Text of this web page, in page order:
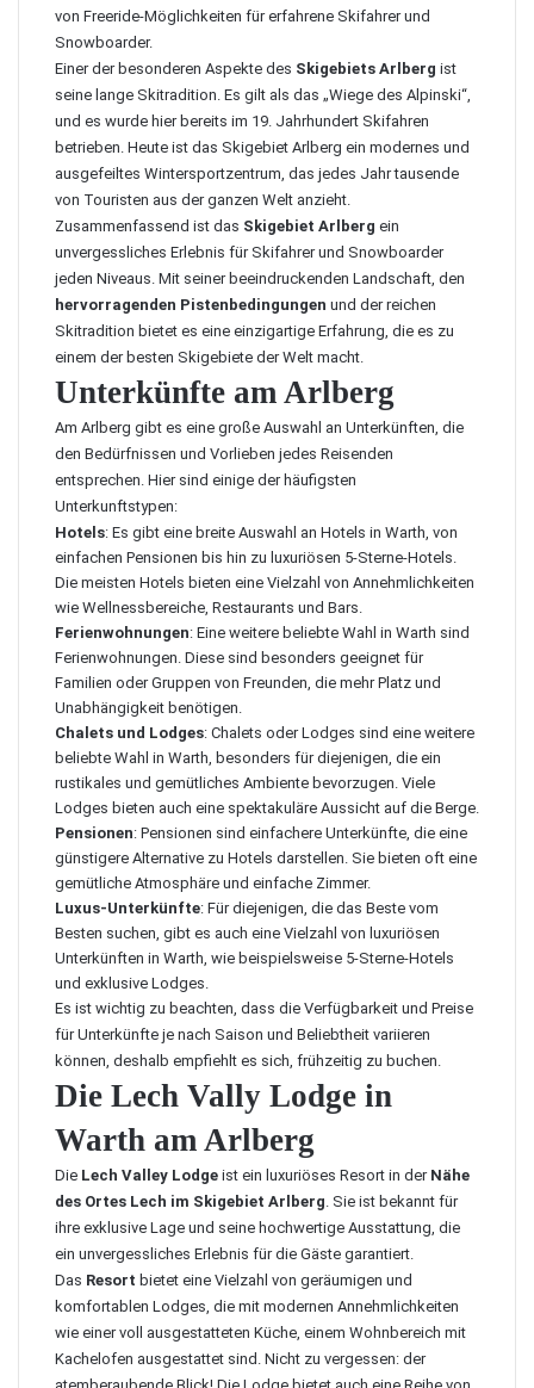
von Freeride-Möglichkeiten für erfahrene Skifahrer und
Snowboarder.
Einer der besonderen Aspekte des Skigebiets Arlberg ist
seine lange Skitradition. Es gilt als das „Wiege des Alpinski“,
und es wurde hier bereits im 19. Jahrhundert Skifahren
betrieben. Heute ist das Skigebiet Arlberg ein modernes und
ausgefeiltes Wintersportzentrum, das jedes Jahr tausende
von Touristen aus der ganzen Welt anzieht.
Zusammenfassend ist das Skigebiet Arlberg ein
unvergessliches Erlebnis für Skifahrer und Snowboarder
jeden Niveaus. Mit seiner beeindruckenden Landschaft, den
hervorragenden Pistenbedingungen und der reichen
Skitradition bietet es eine einzigartige Erfahrung, die es zu
einem der besten Skigebiete der Welt macht.
Unterkünfte am Arlberg
Am Arlberg gibt es eine große Auswahl an Unterkünften, die
den Bedürfnissen und Vorlieben jedes Reisenden
entsprechen. Hier sind einige der häufigsten
Unterkunftstypen:
Hotels: Es gibt eine breite Auswahl an Hotels in Warth, von
einfachen Pensionen bis hin zu luxuriösen 5-Sterne-Hotels.
Die meisten Hotels bieten eine Vielzahl von Annehmlichkeiten
wie Wellnessbereiche, Restaurants und Bars.
Ferienwohnungen: Eine weitere beliebte Wahl in Warth sind
Ferienwohnungen. Diese sind besonders geeignet für
Familien oder Gruppen von Freunden, die mehr Platz und
Unabhängigkeit benötigen.
Chalets und Lodges: Chalets oder Lodges sind eine weitere
beliebte Wahl in Warth, besonders für diejenigen, die ein
rustikales und gemütliches Ambiente bevorzugen. Viele
Lodges bieten auch eine spektakuläre Aussicht auf die Berge.
Pensionen: Pensionen sind einfachere Unterkünfte, die eine
günstigere Alternative zu Hotels darstellen. Sie bieten oft eine
gemütliche Atmosphäre und einfache Zimmer.
Luxus-Unterkünfte: Für diejenigen, die das Beste vom
Besten suchen, gibt es auch eine Vielzahl von luxuriösen
Unterkünften in Warth, wie beispielsweise 5-Sterne-Hotels
und exklusive Lodges.
Es ist wichtig zu beachten, dass die Verfügbarkeit und Preise
für Unterkünfte je nach Saison und Beliebtheit variieren
können, deshalb empfiehlt es sich, frühzeitig zu buchen.
Die Lech Vally Lodge in
Warth am Arlberg
Die Lech Valley Lodge ist ein luxuriöses Resort in der Nähe
des Ortes Lech im Skigebiet Arlberg. Sie ist bekannt für
ihre exklusive Lage und seine hochwertige Ausstattung, die
ein unvergessliches Erlebnis für die Gäste garantiert.
Das Resort bietet eine Vielzahl von geräumigen und
komfortablen Lodges, die mit modernen Annehmlichkeiten
wie einer voll ausgestatteten Küche, einem Wohnbereich mit
Kachelofen ausgestattet sind. Nicht zu vergessen: der